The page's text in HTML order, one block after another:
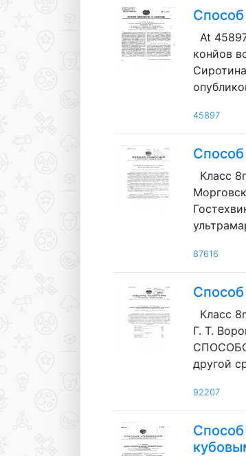
At
конйов
45897
Класс
87616
Класс
Г. T.
другой
92207
Способ